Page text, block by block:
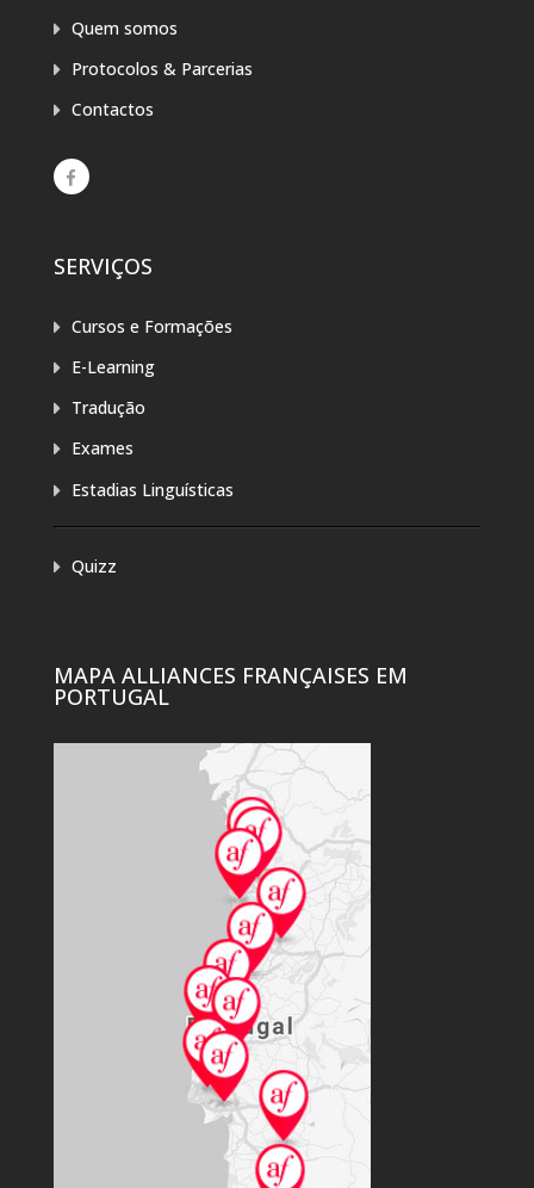
Quem somos
Protocolos & Parcerias
Contactos
SERVIÇOS
Cursos e Formações
E-Learning
Tradução
Exames
Estadias Linguísticas
Quizz
MAPA ALLIANCES FRANÇAISES EM
PORTUGAL